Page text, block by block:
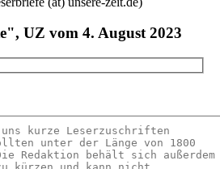
UZ vom 4. August 2023